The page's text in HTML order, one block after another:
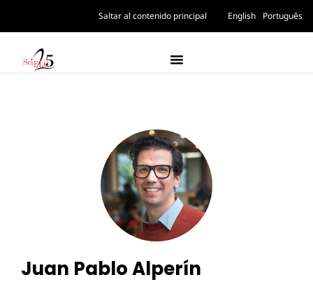
Saltar al contenido principal English Português
Juan Pablo Alperín